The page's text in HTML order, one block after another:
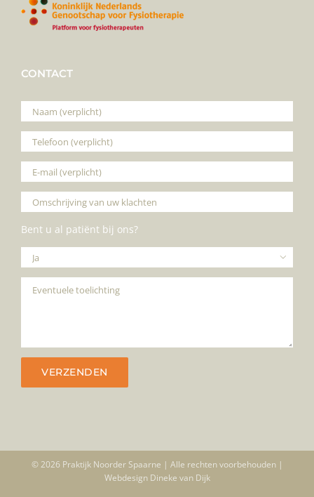
CONTACT
Bent u al patiënt bij ons?

© 2026 Praktijk Noorder Spaarne | Alle rechten voorbehouden |
Webdesign Dineke van Dijk